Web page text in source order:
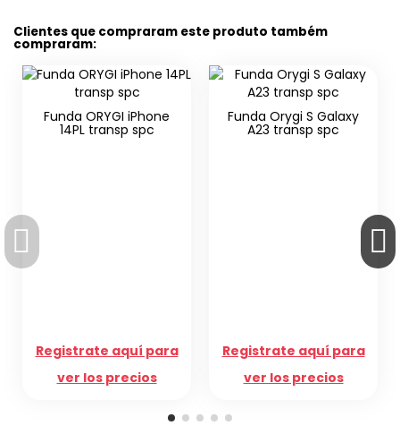
Clientes que compraram este produto também
compraram:
Funda Orygi S Galaxy
A23 transp spc
Registrate aquí para
ver los precios
Registrate aquí para
ver los precios